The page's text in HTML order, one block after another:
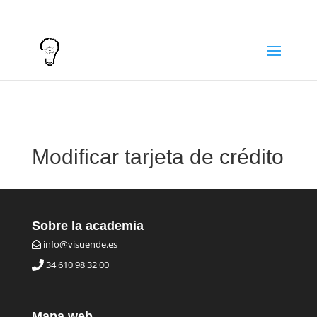
Modificar tarjeta de crédito
Sobre la academia
info@visuende.es
34 610 98 32 00